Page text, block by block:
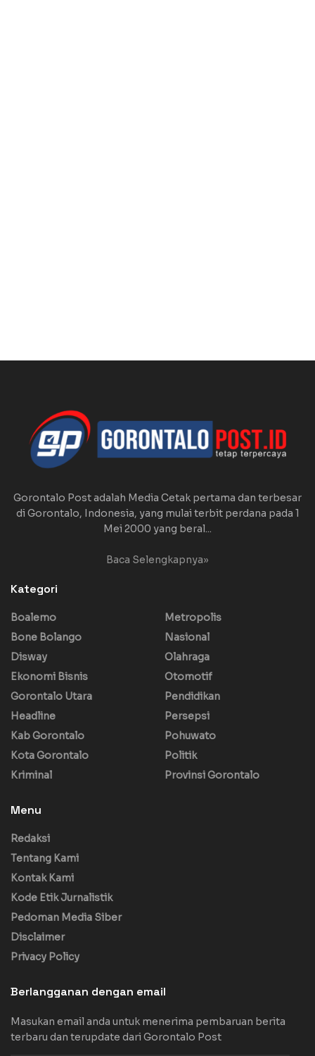
Gorontalo Post adalah Media Cetak pertama dan terbesar
di Gorontalo, Indonesia, yang mulai terbit perdana pada 1
Mei 2000 yang beral...
Baca Selengkapnya»
Kategori
Boalemo
Bone Bolango
Disway
Ekonomi Bisnis
Gorontalo Utara
Headline
Kab Gorontalo
Kota Gorontalo
Kriminal
Metropolis
Nasional
Olahraga
Otomotif
Pendidikan
Persepsi
Pohuwato
Politik
Provinsi Gorontalo
Menu
Redaksi
Tentang Kami
Kontak Kami
Kode Etik Jurnalistik
Pedoman Media Siber
Disclaimer
Privacy Policy
Berlangganan dengan email
Masukan email anda untuk menerima pembaruan berita
terbaru dan terupdate dari Gorontalo Post